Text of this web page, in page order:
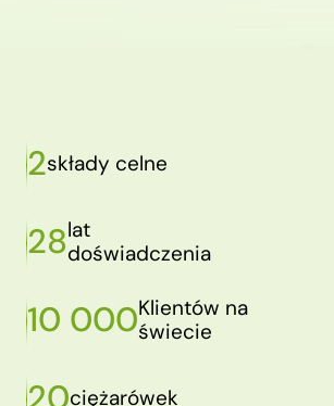
2składy celne
28lat
doświadczenia
10 000Klientów na
świecie
ciężarówek